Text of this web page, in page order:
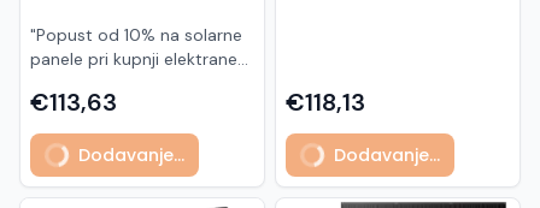
"Popust od 10% na solarne
panele pri kupnji elektrane
Model TSM-455NEG9R.28
predstavlja napredni
glass/glass N-type solarni
modul s visokom
učinkovitošću, dugim
€113,63
Dodavanje...
500 W iz Neostar 2S serije,
baziran na naprednoj N-
type ABC (All Back Contact)
tehnologiji. Ovaj panel je
namijenjen za moderne
€118,13
Dodavanje...